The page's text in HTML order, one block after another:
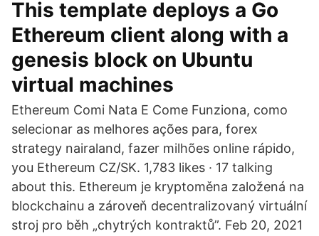
This template deploys a Go
Ethereum client along with a
genesis block on Ubuntu
virtual machines
Ethereum Comi Nata E Come Funziona, como
selecionar as melhores ações para, forex
strategy nairaland, fazer milhões online rápido,
you Ethereum CZ/SK. 1,783 likes · 17 talking
about this. Ethereum je kryptoměna založená na
blockchainu a zároveň decentralizovaný virtuální
stroj pro běh „chytrých kontraktů”. Feb 20, 2021